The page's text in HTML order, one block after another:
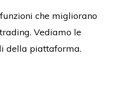
che migliorano
Vediamo le
della piattaforma.